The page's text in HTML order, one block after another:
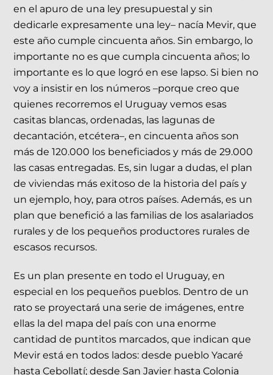
en el apuro de una ley presupuestal y sin
dedicarle expresamente una ley– nacía Mevir, que
este año cumple cincuenta años. Sin embargo, lo
importante no es que cumpla cincuenta años; lo
importante es lo que logró en ese lapso. Si bien no
voy a insistir en los números –porque creo que
quienes recorremos el Uruguay vemos esas
casitas blancas, ordenadas, las lagunas de
decantación, etcétera–, en cincuenta años son
más de 120.000 los beneficiados y más de 29.000
las casas entregadas. Es, sin lugar a dudas, el plan
de viviendas más exitoso de la historia del país y
un ejemplo, hoy, para otros países. Además, es un
plan que benefició a las familias de los asalariados
rurales y de los pequeños productores rurales de
escasos recursos.
Es un plan presente en todo el Uruguay, en
especial en los pequeños pueblos. Dentro de un
rato se proyectará una serie de imágenes, entre
ellas la del mapa del país con una enorme
cantidad de puntitos marcados, que indican que
Mevir está en todos lados: desde pueblo Yacaré
hasta Cebollatí; desde San Javier hasta Colonia